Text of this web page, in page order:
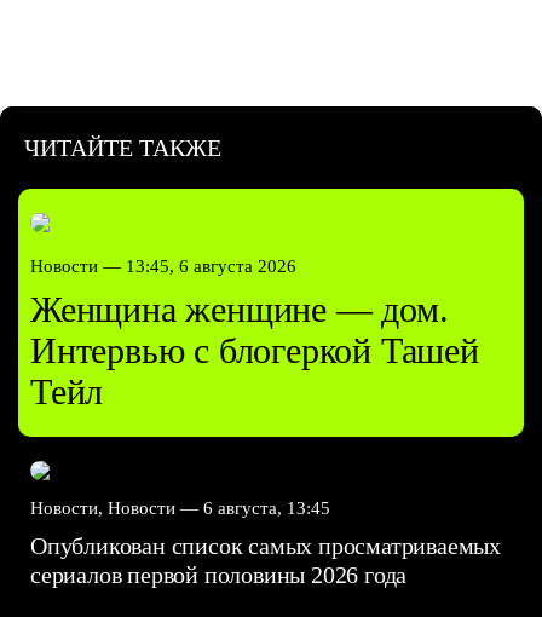
ЧИТАЙТЕ ТАКЖЕ
Новости — 13:45, 6 августа 2026
Женщина женщине — дом.
Интервью с блогеркой Ташей
Тейл
Новости, Новости — 6 августа, 13:45
Опубликован список самых просматриваемых
сериалов первой половины 2026 года